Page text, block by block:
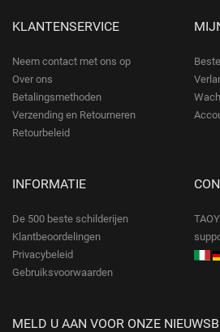
KLANTENSERVICE
Neem contact met ons op
Over ons
Betalingsmethoden
Verzending en Retourneren
Retourbeleid
INFORMATIE
De 500 beste schilderijen
Klantbeoordelingen
Privacybeleid
Gebruiksvoorwaarden
MELD U AAN VOOR ONZE